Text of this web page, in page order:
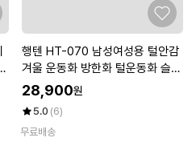
행텐 HT-070 남성여성용 털안감
겨울 운동화 방한화 털운동화 슬립
온 스니커즈
28,900원
5.0 (6)
무료배송